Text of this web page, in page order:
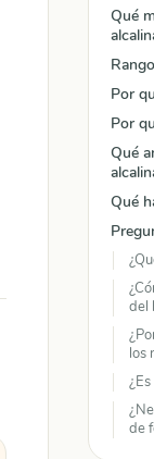
Qué
Por
Por
Qué
Qué
del
los
de